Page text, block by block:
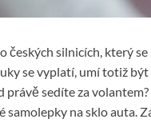
českých silnicích, který
se vyplatí, umí totiž
právě sedíte za
na sklo auta.